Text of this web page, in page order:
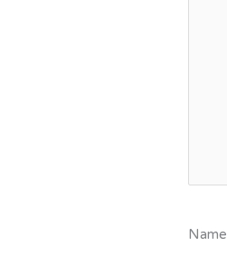
Name